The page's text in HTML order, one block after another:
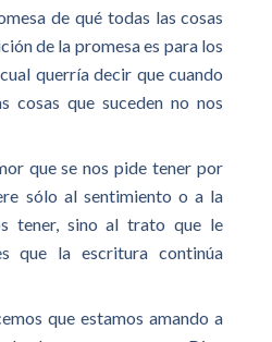
de qué todas las cosas
de la promesa es para los
querría decir que cuando
cosas que suceden no nos
que se nos pide tener por
sólo al sentimiento o a la
tener, sino al trato que le
que la escritura continúa
que estamos amando a